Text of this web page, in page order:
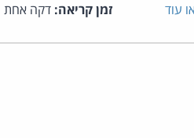
עוד
זמן קריאה: דקה אחת